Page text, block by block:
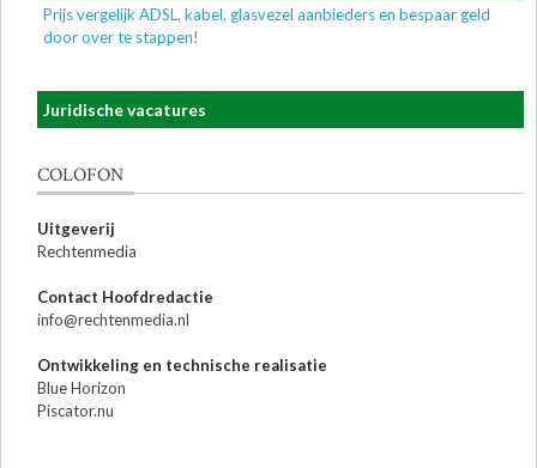
Prijs vergelijk ADSL, kabel, glasvezel aanbieders en bespaar geld
door over te stappen!
Juridische vacatures
COLOFON
Uitgeverij
Rechtenmedia
Contact Hoofdredactie
info@rechtenmedia.nl
Ontwikkeling en technische realisatie
Blue Horizon
Piscator.nu